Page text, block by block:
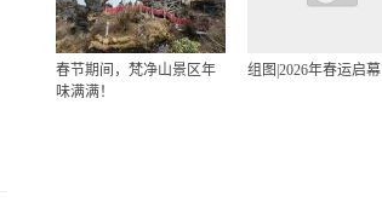
春节期间，梵净山景区年
味满满！
组图|2026年春运启幕